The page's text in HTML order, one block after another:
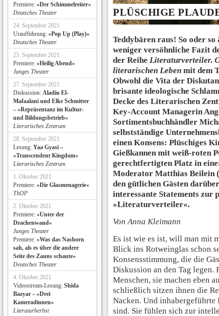
PLÜSCHIGE
Teddybären raus! So oder
weniger versöhnliche Fazit
der Reihe Literaturverteiler.
literarischen Leben mit dem
Obwohl die Vita der
brisante ideologische
Decke des Literarischen
Key-Account Managerin
Sortimentsbuchhändler
selbstständige
einen Konsens: Plüschiges
Gießkannen mit weiß-roten
gerechtfertigten Platz in
Moderator Matthias Beilein
den gütlichen Gästen
interessante Statements zur
»Literaturverteiler«.
Von Anna Kleimann
Es ist wie es ist, will man mit
Blick ins Rotweinglas schon
Konsensstimmung, die die
Diskussion an den Tag
Menschen, sie machen eben
schließlich sitzen ihnen die
Nacken. Und inhabergeführte
sind. Sie fühlen sich zur
Premiere: »Der Schimmelreiter«
Deutsches Theater
24. September 2021
Uraufführung: »Pop Up (Play)«
Deutsches Theater
25. September 2021
Premiere: »Heilig Abend«
Junges Theater
27. September 2021
Diskussion: Aladin El-
Mafaalani und Elke Schmitter
– »Repräsentanz im Kultur-
und Bildungsbetrieb«
Literarisches Zentrum
28. September 2021
Lesung: Yaa Gyasi –
»Transcendent Kingdom«
Literarisches Zentrum
1. Oktober 2021
Premiere: »Die Glasmenagerie«
ThOP
2. Oktober 2021
Premiere: »Unter der
Drachenwand«
Junges Theater
Premiere: »Was das Nashorn
sah, als es über die andere
Seite des Zauns schaute«
Deutsches Theater
4. Oktober 2021
Videostream-Lesung: Shida
Bazyar – »Drei
Kameradinnen«
Literaturherbst